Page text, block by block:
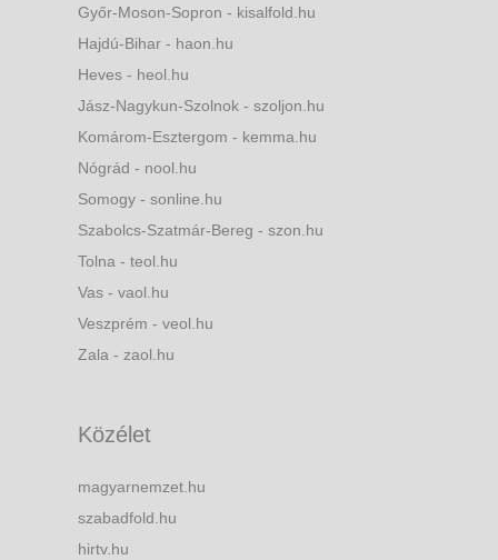
Győr-Moson-Sopron - kisalfold.hu
Hajdú-Bihar - haon.hu
Heves - heol.hu
Jász-Nagykun-Szolnok - szoljon.hu
Komárom-Esztergom - kemma.hu
Nógrád - nool.hu
Somogy - sonline.hu
Szabolcs-Szatmár-Bereg - szon.hu
Tolna - teol.hu
Vas - vaol.hu
Veszprém - veol.hu
Zala - zaol.hu
Közélet
magyarnemzet.hu
szabadfold.hu
hirtv.hu